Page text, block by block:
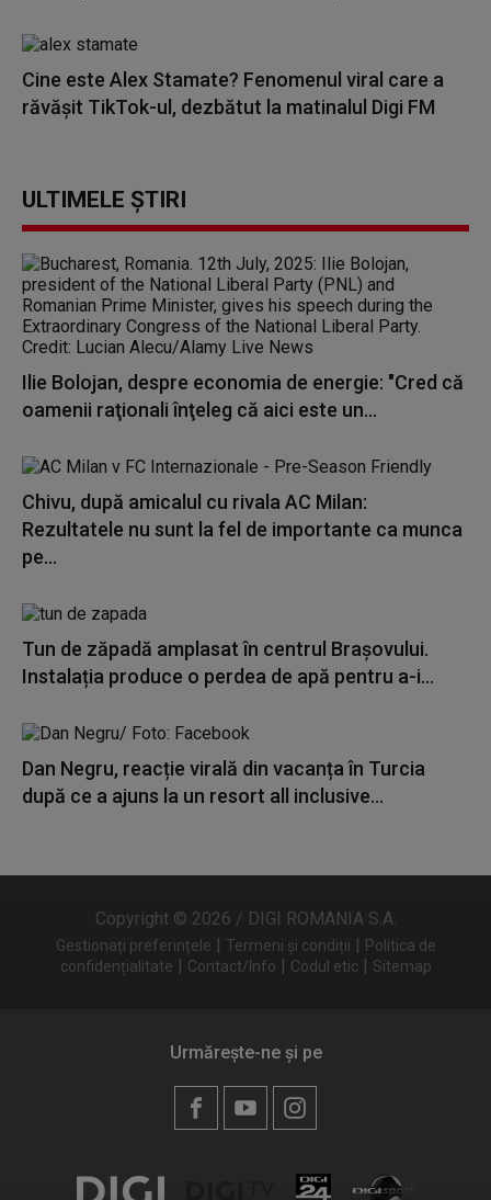
Cine este Alex Stamate? Fenomenul viral care a
răvășit TikTok-ul, dezbătut la matinalul Digi FM
ULTIMELE ȘTIRI
Ilie Bolojan, despre economia de energie: "Cred că
oamenii raţionali înţeleg că aici este un...
Chivu, după amicalul cu rivala AC Milan:
Rezultatele nu sunt la fel de importante ca munca
pe...
Tun de zăpadă amplasat în centrul Brașovului.
Instalația produce o perdea de apă pentru a-i...
Dan Negru, reacție virală din vacanța în Turcia
după ce a ajuns la un resort all inclusive...
Copyright © 2026 / DIGI ROMANIA S.A.
Gestionați preferințele | Termeni și condiții | Politica de
confidențialitate | Contact/Info | Codul etic | Sitemap
Urmărește-ne și pe